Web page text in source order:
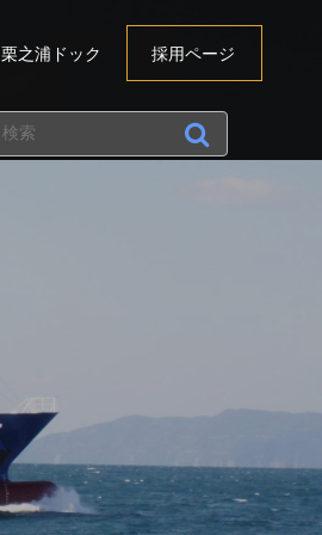
栗之浦ドック 採用ページ